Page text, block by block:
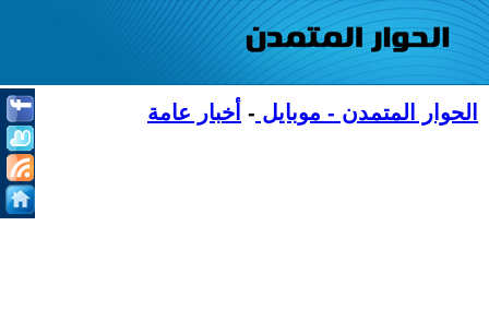
الحوار المتمدن - موبايل - أخبار عامة